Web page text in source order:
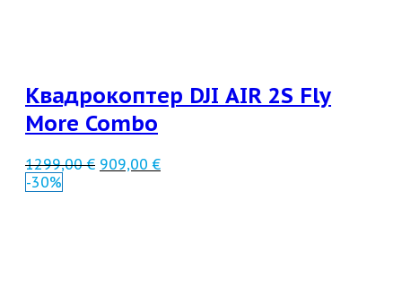
Квадрокоптер DJI AIR 2S Fly
More Combo
1299,00€ 909,00 €
-30%